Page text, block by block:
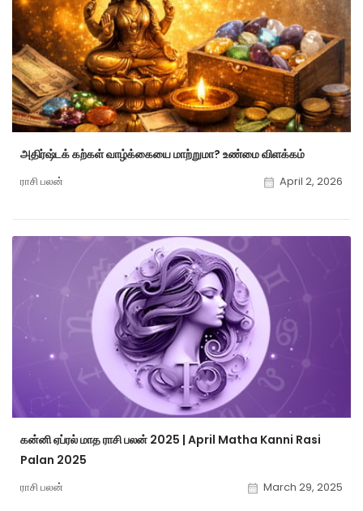
அதிர்ஷ்டக் கற்கள் வாழ்க்கையை மாற்றுமா? உண்மை விளக்கம்
ராசி பலன் April 2, 2026
கன்னி ஏப்ரல் மாத ராசி பலன் 2025 | April Matha Kanni Rasi
Palan 2025
ராசி பலன் March 29, 2025